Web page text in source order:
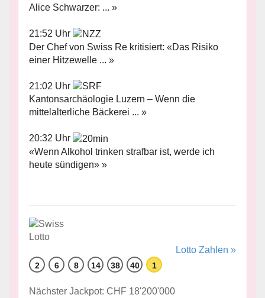
Alice Schwarzer: ... »
21:52 Uhr
Der Chef von Swiss Re kritisiert: «Das Risiko
einer Hitzewelle ... »
21:02 Uhr
Kantonsarchäologie Luzern – Wenn die
mittelalterliche Bäckerei ... »
20:32 Uhr
«Wenn Alkohol trinken strafbar ist, werde ich
heute sündigen» »
Lotto Zahlen »
2 6 8 14 38 40 1
Nächster Jackpot: CHF 18'200'000